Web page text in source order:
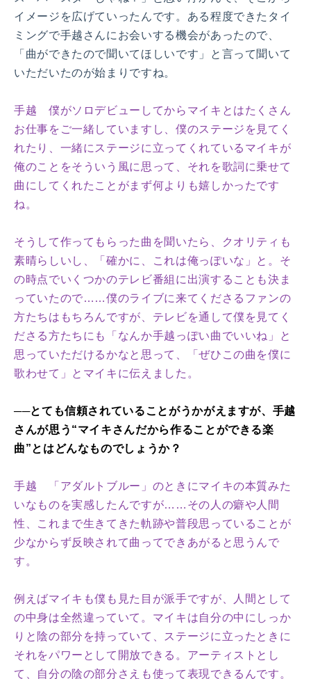
イメージを広げていったんです。ある程度できたタイ
ミングで手越さんにお会いする機会があったので、
「曲ができたので聞いてほしいです」と言って聞いて
いただいたのが始まりですね。
手越 僕がソロデビューしてからマイキとはたくさん
お仕事をご一緒していますし、僕のステージを見てく
れたり、一緒にステージに立ってくれているマイキが
俺のことをそういう風に思って、それを歌詞に乗せて
曲にしてくれたことがまず何よりも嬉しかったです
ね。
そうして作ってもらった曲を聞いたら、クオリティも
素晴らしいし、「確かに、これは俺っぽいな」と。そ
の時点でいくつかのテレビ番組に出演することも決ま
っていたので……僕のライブに来てくださるファンの
方たちはもちろんですが、テレビを通して僕を見てく
ださる方たちにも「なんか手越っぽい曲でいいね」と
思っていただけるかなと思って、「ぜひこの曲を僕に
歌わせて」とマイキに伝えました。
──とても信頼されていることがうかがえますが、手越
さんが思う“マイキさんだから作ることができる楽
曲”とはどんなものでしょうか？
手越 「アダルトブルー」のときにマイキの本質みた
いなものを実感したんですが……その人の癖や人間
性、これまで生きてきた軌跡や普段思っていることが
少なからず反映されて曲ってできあがると思うんで
す。
例えばマイキも僕も見た目が派手ですが、人間として
の中身は全然違っていて。マイキは自分の中にしっか
りと陰の部分を持っていて、ステージに立ったときに
それをパワーとして開放できる。アーティストとし
て、自分の陰の部分さえも使って表現できるんです。